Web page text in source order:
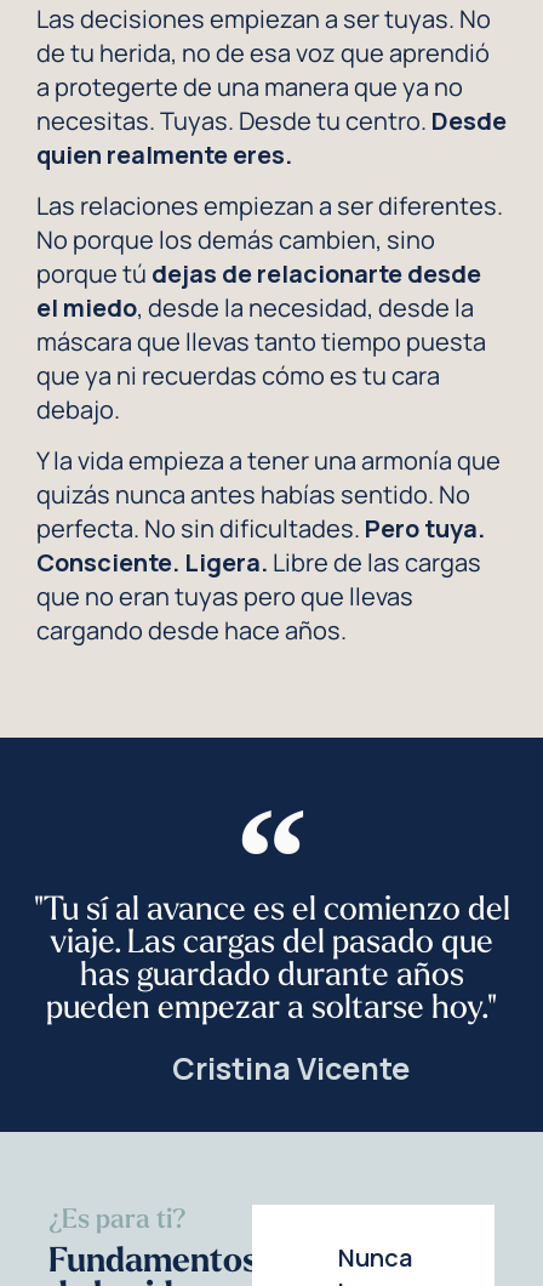
Las decisiones empiezan a ser tuyas. No
de tu herida, no de esa voz que aprendió
a protegerte de una manera que ya no
necesitas. Tuyas. Desde tu centro. Desde
quien realmente eres.
Las relaciones empiezan a ser diferentes.
No porque los demás cambien, sino
porque tú dejas de relacionarte desde
el miedo, desde la necesidad, desde la
máscara que llevas tanto tiempo puesta
que ya ni recuerdas cómo es tu cara
debajo.
Y la vida empieza a tener una armonía que
quizás nunca antes habías sentido. No
perfecta. No sin dificultades. Pero tuya.
Consciente. Ligera. Libre de las cargas
que no eran tuyas pero que llevas
cargando desde hace años.
"Tu sí al avance es el comienzo del
viaje. Las cargas del pasado que
has guardado durante años
pueden empezar a soltarse hoy."
Cristina Vicente
¿Es para ti?
Fundamentos
Nunca